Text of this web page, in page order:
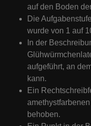
auf den Boden
Die
wurde von 1 auf
In der
aufgeführt, an
kann.
Ein
behoben.